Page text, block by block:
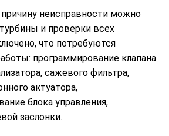
неисправности можно
и проверки всех
что потребуются
программирование клапана
сажевого фильтра,
актуатора,
блока управления,
заслонки.